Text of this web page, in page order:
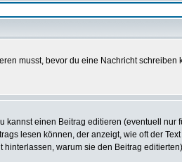
musst, bevor du eine Nachricht
einen Beitrag editieren (eventuell nur
lesen können, der anzeigt, wie oft der
warum sie den Beitrag